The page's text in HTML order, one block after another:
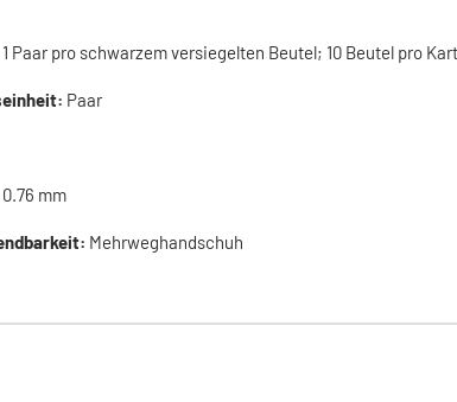
1 Paar pro schwarzem versiegelten Beutel; 10 Beutel pro
Paar
0.76 mm
Mehrweghandschuh